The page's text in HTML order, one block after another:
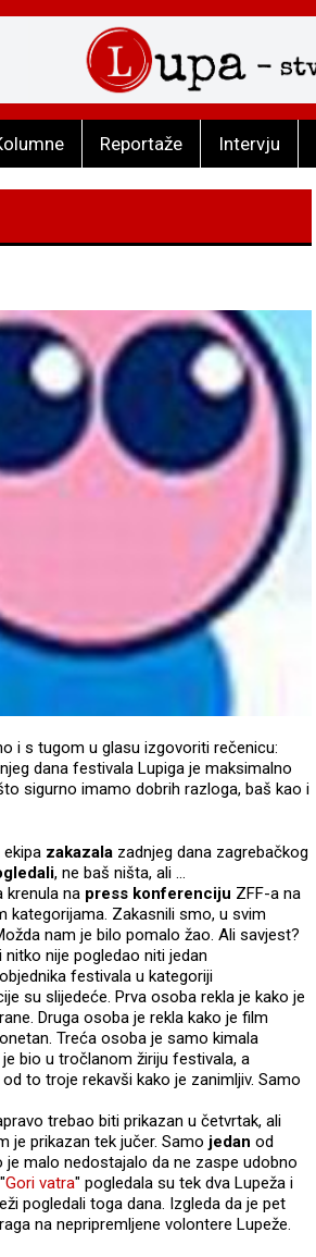
Reportaže Intervju
i s tugom u glasu izgovoriti rečenicu:
dana festivala Lupiga je maksimalno
sigurno imamo dobrih razloga, baš kao i
zakazala zadnjeg dana zagrebačkog
, ne baš ništa, ali …
krenula na press konferenciju ZFF-a na
kategorijama. Zakasnili smo, u svim
nam je bilo pomalo žao. Ali savjest?
nije pogledao niti jedan
festivala u kategoriji
su slijedeće. Prva osoba rekla je kako je
Druga osoba je rekla kako je film
Treća osoba je samo kimala
bio u tročlanom žiriju festivala, a
to troje rekavši kako je zanimljiv. Samo
trebao biti prikazan u četvrtak, ali
je prikazan tek jučer. Samo jedan od
malo nedostajalo da ne zaspe udobno
Gori vatra" pogledala su tek dva Lupeža i
pogledali toga dana. Izgleda da je pet
na nepripremljene volontere Lupeže.